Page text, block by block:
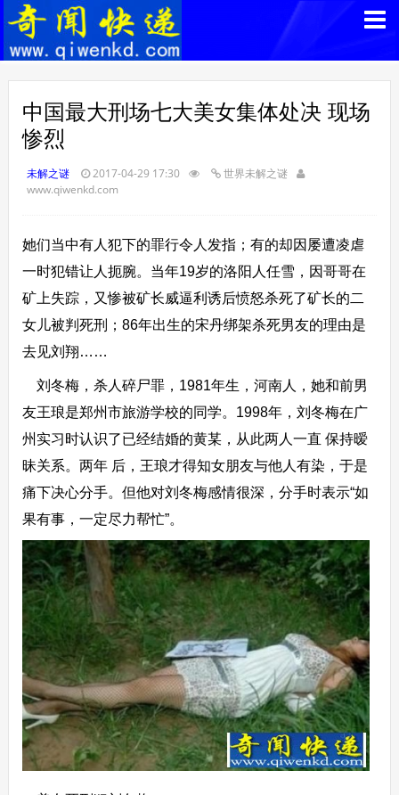
中国最大刑场七大美女集体处决 现场
惨烈
未解之谜 2017-04-29 17:30
世界未解之谜
www.qiwenkd.com
她们当中有人犯下的罪行令人发指；有的却因屡遭凌虐
一时犯错让人扼腕。当年19岁的洛阳人任雪，因哥哥在
矿上失踪，又惨被矿长威逼利诱后愤怒杀死了矿长的二
女儿被判死刑；86年出生的宋丹绑架杀死男友的理由是
去见刘翔……
刘冬梅，杀人碎尸罪，1981年生，河南人，她和前男
友王琅是郑州市旅游学校的同学。1998年，刘冬梅在广
州实习时认识了已经结婚的黄某，从此两人一直 保持暧
昧关系。两年 后，王琅才得知女朋友与他人有染，于是
痛下决心分手。但他对刘冬梅感情很深，分手时表示“如
果有事，一定尽力帮忙”。